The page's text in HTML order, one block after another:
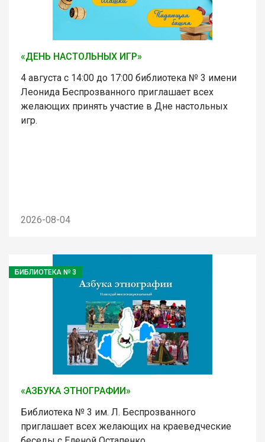
«ДЕНЬ НАСТОЛЬНЫХ ИГР»
4 августа с 14:00 до 17:00 библиотека № 3 имени
Леонида Беспрозванного приглашает всех
желающих принять участие в Дне настольных
игр.
2026-08-04
БИБЛИОТЕКА № 3
«АЗБУКА ЭТНОГРАФИИ»
Библиотека № 3 им. Л. Беспрозванного
приглашает всех желающих на краеведческие